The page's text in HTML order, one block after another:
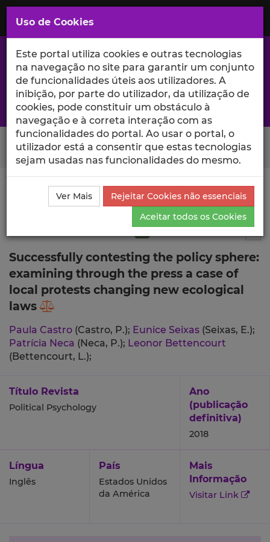
Saltar
para
Conteúdo
Principal
A excelência da investigação e ciência no Iscte
Search Button
Ciência_Iscte Publicações
Descrição Detalhada da
Publicação
Successfully contesting the policy sphere:
examining through the press a case of
local protests changing new ecological
laws
Paula Castro (Castro, P.); Eunice Seixas (Seixas, E.);
Patrícia Neca (Neca, P.); Leonor Bettencourt
(Bettencourt, L.);
Título Revista
Political Psychology
Ano
(publicação
definitiva)
2018
Língua
Inglês
País
Estados Unidos
da América
Mais
Informação
Visitar Link
Uso de Cookies
Este portal utiliza cookies e outras tecnologias
na navegação no site para garantir um conjunto
de funcionalidades úteis aos utilizadores. A
inibição, por parte do utilizador, da utilização de
cookies, pode constituir um obstáculo à
navegação e à correta interação com as
funcionalidades do portal. Ao usar o portal, o
utilizador está a consentir que estas tecnologias
sejam usadas nas funcionalidades do mesmo.
Ver Mais
Rejeitar Cookies não essenciais
Aceitar todos os Cookies